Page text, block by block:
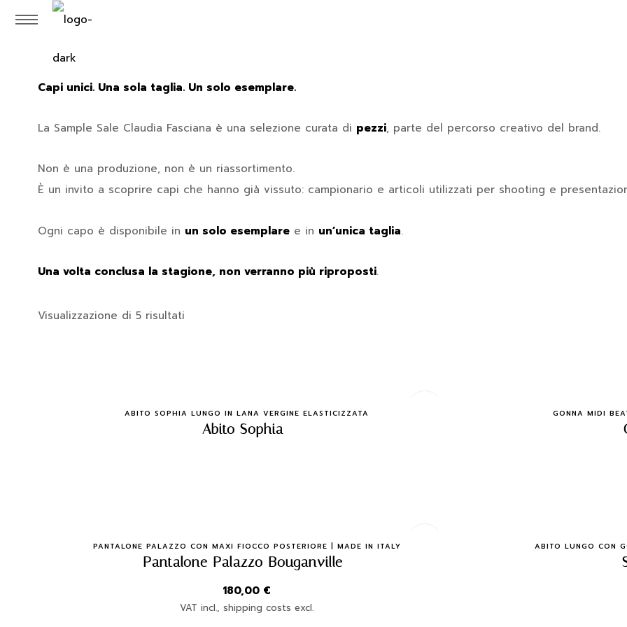
Capi unici. Una sola taglia. Un solo esemplare.
La Sample Sale Claudia Fasciana è una selezione curata di pezzi, parte del percorso creativo del brand.
Non è una produzione, non è un riassortimento.
È un invito a scoprire capi che hanno già vissuto: campionario e articoli utilizzati per shooting e
Ogni capo è disponibile in un solo esemplaree in un’unica taglia.
Una volta conclusa la stagione, non verranno più riproposti.
Visualizzazione di 5 risultati
Quick Buy
ABITO SOPHIA LUNGO IN LANA VERGINE ELASTICIZZATA
Abito Sophia
GONNA MIDI
Quick Buy
PANTALONE PALAZZO CON MAXI FIOCCO POSTERIORE | MADE IN ITALY
Pantalone Palazzo Bouganville
180,00 €
VAT incl., shipping costs excl.
ABITO LUNGO CON